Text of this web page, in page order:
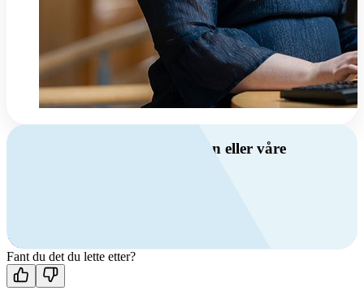
Har du spørsmål om ventilasjon eller våre
Kontakt oss
Fant du det du lette etter?